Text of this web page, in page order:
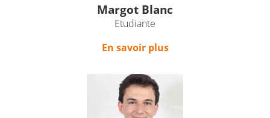
Margot Blanc
Etudiante
En savoir plus